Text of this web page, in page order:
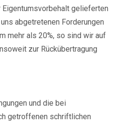
Eigentumsvorbehalt gelieferten
abgetretenen Forderungen
mehr als 20%, so sind wir auf
zur Rückübertragung
und die bei
getroffenen schriftlichen